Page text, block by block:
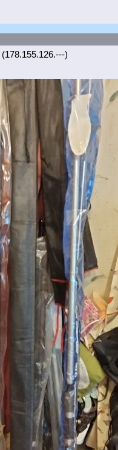
(178.155.126.---)